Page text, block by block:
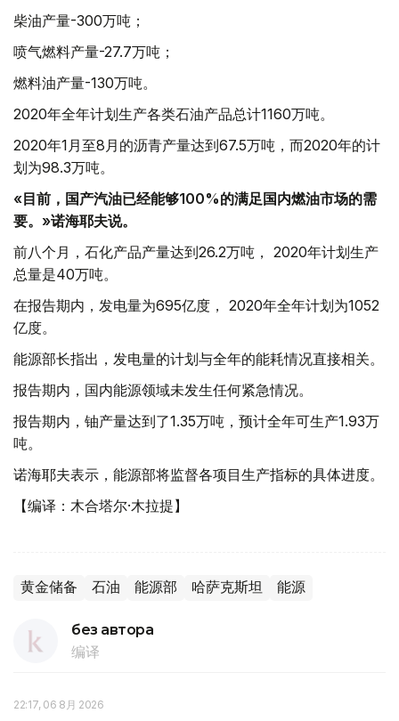
柴油产量-300万吨；
喷气燃料产量-27.7万吨；
燃料油产量-130万吨。
2020年全年计划生产各类石油产品总计1160万吨。
2020年1月至8月的沥青产量达到67.5万吨，而2020年的计
划为98.3万吨。
«目前，国产汽油已经能够100%的满足国内燃油市场的需
要。»诺海耶夫说。
前八个月，石化产品产量达到26.2万吨， 2020年计划生产
总量是40万吨。
在报告期内，发电量为695亿度， 2020年全年计划为1052
亿度。
能源部长指出，发电量的计划与全年的能耗情况直接相关。
报告期内，国内能源领域未发生任何紧急情况。
报告期内，铀产量达到了1.35万吨，预计全年可生产1.93万
吨。
诺海耶夫表示，能源部将监督各项目生产指标的具体进度。
【编译：木合塔尔·木拉提】
黄金储备 石油 能源部 哈萨克斯坦 能源
без автора
编译
22:17, 06 8月 2026